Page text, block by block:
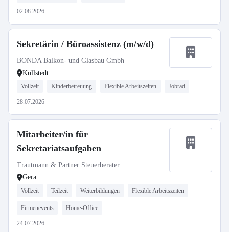
02.08.2026
Sekretärin / Büroassistenz (m/w/d)
BONDA Balkon- und Glasbau Gmbh
Küllstedt
Vollzeit Kinderbetreuung Flexible Arbeitszeiten Jobrad
28.07.2026
Mitarbeiter/in für
Sekretariatsaufgaben
Trautmann & Partner Steuerberater
Gera
Vollzeit Teilzeit Weiterbildungen Flexible Arbeitszeiten
Firmenevents Home-Office
24.07.2026